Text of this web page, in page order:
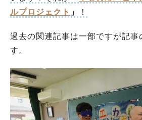
ルプロジェクト 」 ！
過去の関連記事は一部ですが記事
す。